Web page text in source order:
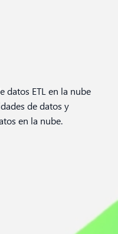
datos ETL en la nube
de datos y
en la nube.